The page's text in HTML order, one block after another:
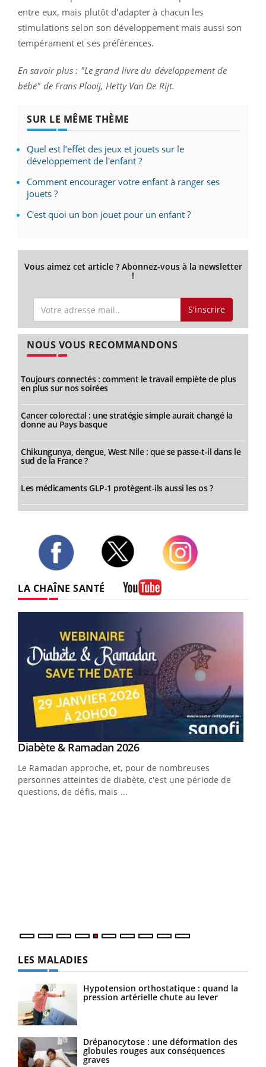
entre eux, mais plutôt d'adapter à chacun les
stimulations selon son développement mais aussi son
tempérament et ses préférences.
En savoir plus : "Le grand livre du développement de
bébé" de Frans Plooij, Hetty Van De Rijt.
SUR LE MÊME THÈME
Quel est l’effet des jeux et jouets sur le
développement de l'enfant ?
Comment encourager votre enfant à ranger ses
jouets ?
C'est quoi un bon jouet pour un enfant ?
Vous aimez cet article ? Abonnez-vous à la newsletter
!
S'inscrire
NOUS VOUS RECOMMANDONS
Toujours connectés : comment le travail empiète de plus
en plus sur nos soirées
Cancer colorectal : une stratégie simple aurait changé la
donne au Pays basque
Chikungunya, dengue, West Nile : que se passe-t-il dans le
sud de la France ?
Les médicaments GLP-1 protègent-ils aussi les os ?